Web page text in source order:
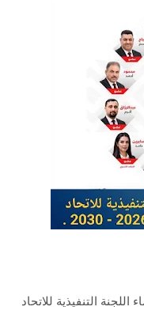
التنفيذية للاتحاد